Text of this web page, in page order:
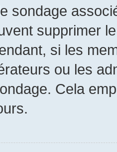
sondage
supprimer
si les
ou les
Cela